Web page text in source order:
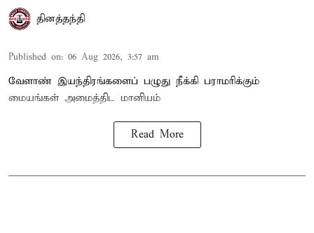
தினத்தந்தி
Published on: 06 Aug 2026, 3:57 am
வேளாண் இயந்திரங்களைப் பழுது நீக்கி பராமரிக்கும்
மையங்கள் அமைத்திட மானியம்
Read More